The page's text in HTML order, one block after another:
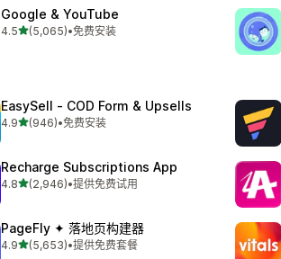
Google & YouTube
4.5星（满分 5 星）
(5,065)
总共 5065 条评论
•免费安装
EasySell ‑ COD Form & Upsells
4.9星（满分 5 星）
(946)
总共 946 条评论
•免费安装
Recharge Subscriptions App
4.8星（满分 5 星）
(2,946)
总共 2946 条评论
•提供免费试用
PageFly ✦ 落地页构建器
4.9星（满分 5 星）
(5,653)
总共 5653 条评论
•提供免费套餐